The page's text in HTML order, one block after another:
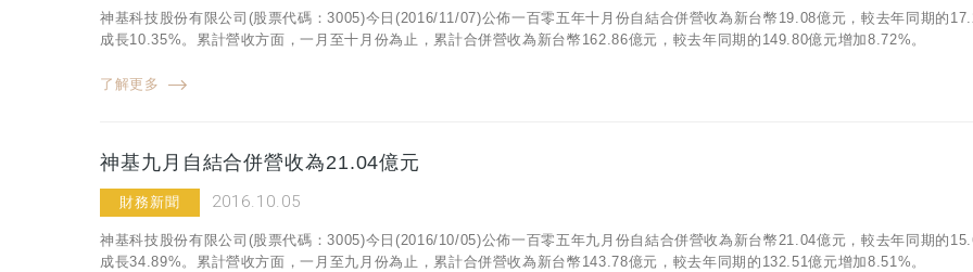
神基科技股份有限公司(股票代碼：3005)今日(2016/11/07)公佈一百零五年十月份自結合併營收為新台幣19.08億元，較去年同期的
成長10.35%。累計營收方面，一月至十月份為止，累計合併營收為新台幣162.86億元，較去年同期的149.80億元增加8.72%。
了解更多
神基九月自結合併營收為21.04億元
財務新聞 2016.10.05
神基科技股份有限公司(股票代碼：3005)今日(2016/10/05)公佈一百零五年九月份自結合併營收為新台幣21.04億元，較去年同期的
成長34.89%。累計營收方面，一月至九月份為止，累計合併營收為新台幣143.78億元，較去年同期的132.51億元增加8.51%。